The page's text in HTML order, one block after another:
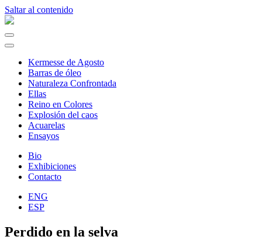
Saltar al contenido
Navegación
principal
Kermesse de Agosto
Barras de óleo
Naturaleza Confrontada
Ellas
Reino en Colores
Explosión del caos
Acuarelas
Ensayos
Bio
Exhibiciones
Contacto
ENG
ESP
Perdido en la selva